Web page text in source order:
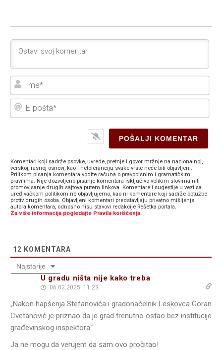
E-
Komentari koji sadrže psovke, uvrede, pretnje i govor mržnje na nacionalnoj,
verskoj, rasnoj osnovi, kao i netoleranciju svake vrste neće biti objavljeni.
Prilikom pisanja komentara vodite računa o pravopisnim i gramatičkim
pravilima. Nije dozvoljeno pisanje komentara isključivo velikim slovima niti
promovisanje drugih sajtova putem linkova. Komentare i sugestije u vezi sa
uređivačkom politikom ne objavljujemo, kao ni komentare koji sadrže optužbe
protiv drugih osoba. Objavljeni komentari predstavljaju privatno mišljenje
autora komentara, odnosno nisu stavovi redakcije Rešetka portala.
Za više informacija pogledajte Pravila korišćenja.
12 KOMENTARA
Najstarije
U gradu ništa nije kako treba
06.02.2025. 11:23
„Nakon hapšenja Stefanovića i gradonačelnik Leskovca Goran
Cvetanović je priznao da je grad trenutno ostao bez institucije
građevinskog inspektora.“
Ja ne mogu da verujem da sam ovo pročitao!